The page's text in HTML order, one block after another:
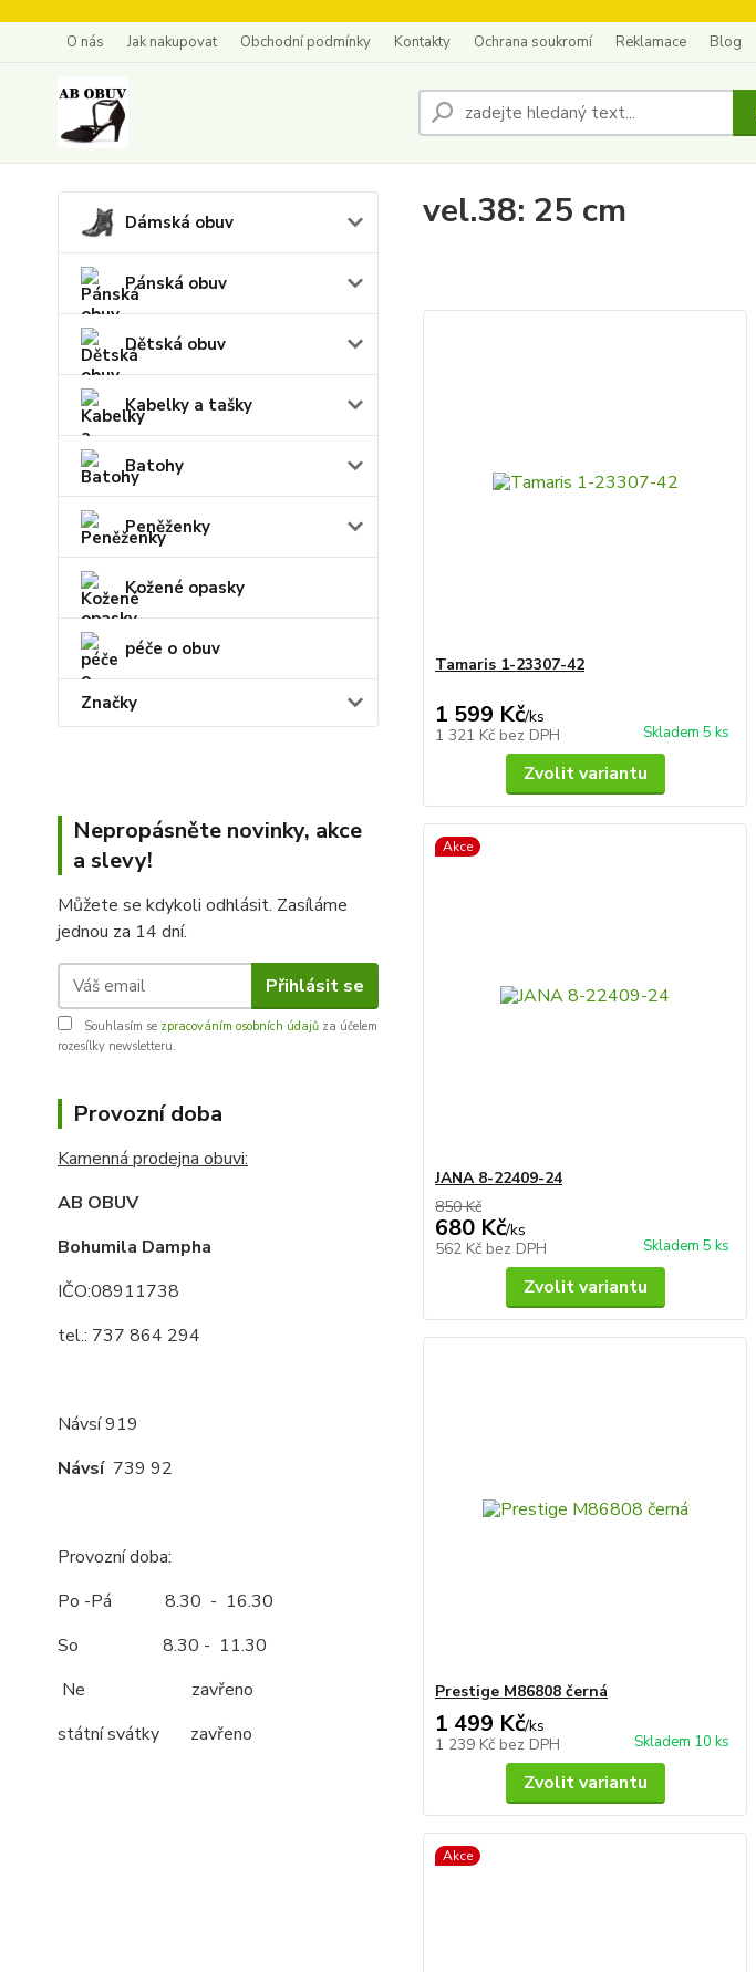
O nás Jak nakupovat Obchodní podmínky Kontakty Ochrana soukromí Reklamace Blog
Dámská obuv
Pánská obuv
Dětská obuv
Kabelky a tašky
Batohy
Peněženky
Kožené opasky
péče o obuv
Značky
Nepropásněte novinky, akce
a slevy!
Můžete se kdykoli odhlásit. Zasíláme
jednou za 14 dní.
Přihlásit se
Souhlasím se zpracováním osobních údajů za účelem
rozesílky newsletteru.
Provozní doba
Kamenná prodejna obuvi:
AB OBUV
Bohumila Dampha
IČO:08911738
tel.: 737 864 294
Návsí 919
Návsí739 92
Provozní doba:
Po -Pá 8.30 - 16.30
So 8.30 - 11.30
Ne zavřeno
státní svátky zavřeno
vel.38: 25 cm
Tamaris 1-23307-42
1 599 Kč/ks
1 321 Kč bez DPH Skladem 5 ks
Zvolit variantu
Akce
JANA 8-22409-24
850 Kč
680 Kč/ks
562 Kč bez DPH Skladem 5 ks
Zvolit variantu
Prestige M86808 černá
1 499 Kč/ks
1 239 Kč bez DPH Skladem 10 ks
Zvolit variantu
Akce